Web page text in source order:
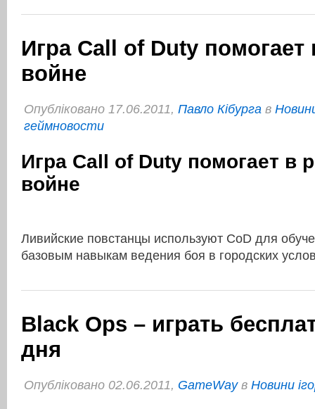
Игра Call of Duty помогает
войне
Опубліковано 17.06.2011, Павло Кібурга в
геймновости
Игра Call of Duty помогает в
войне
Ливийские повстанцы используют CoD для
базовым навыкам ведения боя в городских
Black Ops – играть
дня
Опубліковано 02.06.2011, GameWayв Новини